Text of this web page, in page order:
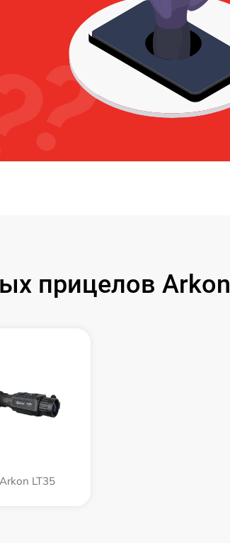
прицелов Arkon
Arkon LT35